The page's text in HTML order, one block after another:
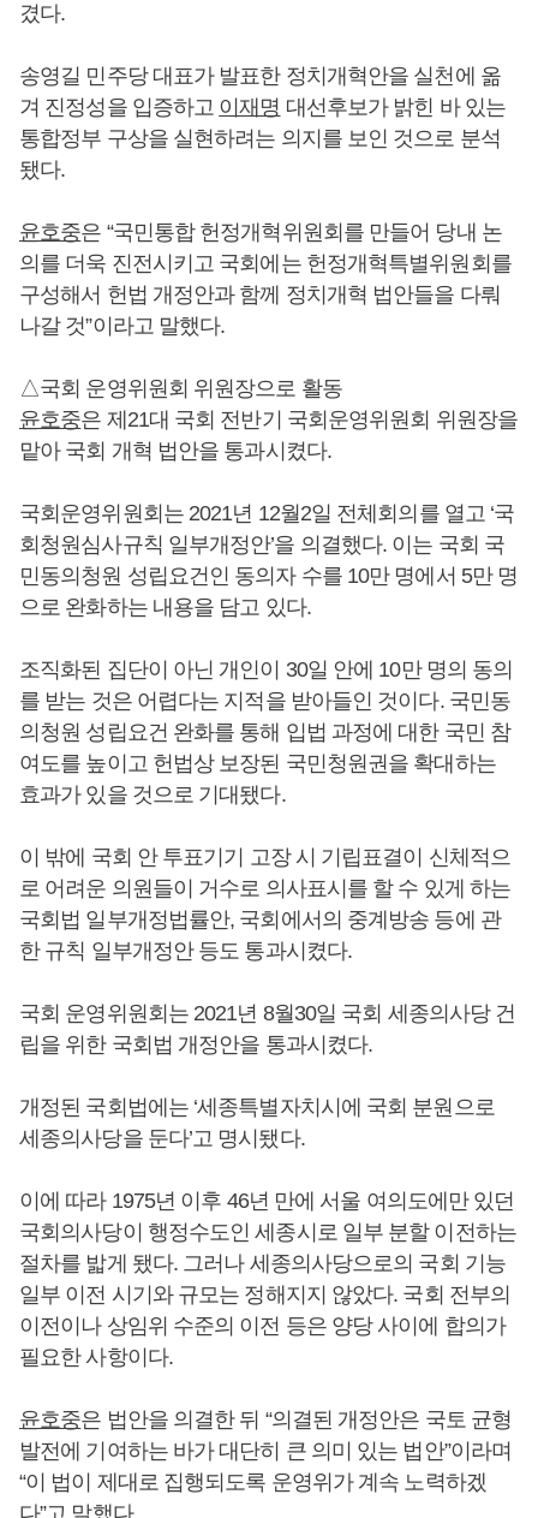
겼다.
송영길 민주당 대표가 발표한 정치개혁안을 실천에 옮
겨 진정성을 입증하고 이재명 대선후보가 밝힌 바 있는
통합정부 구상을 실현하려는 의지를 보인 것으로 분석
됐다.
윤호중은 “국민통합 헌정개혁위원회를 만들어 당내 논
의를 더욱 진전시키고 국회에는 헌정개혁특별위원회를
구성해서 헌법 개정안과 함께 정치개혁 법안들을 다뤄
나갈 것”이라고 말했다.
△국회 운영위원회 위원장으로 활동
윤호중은 제21대 국회 전반기 국회운영위원회 위원장을
맡아 국회 개혁 법안을 통과시켰다.
국회운영위원회는 2021년 12월2일 전체회의를 열고 ‘국
회청원심사규칙 일부개정안’을 의결했다. 이는 국회 국
민동의청원 성립요건인 동의자 수를 10만 명에서 5만 명
으로 완화하는 내용을 담고 있다.
조직화된 집단이 아닌 개인이 30일 안에 10만 명의 동의
를 받는 것은 어렵다는 지적을 받아들인 것이다. 국민동
의청원 성립요건 완화를 통해 입법 과정에 대한 국민 참
여도를 높이고 헌법상 보장된 국민청원권을 확대하는
효과가 있을 것으로 기대됐다.
이 밖에 국회 안 투표기기 고장 시 기립표결이 신체적으
로 어려운 의원들이 거수로 의사표시를 할 수 있게 하는
국회법 일부개정법률안, 국회에서의 중계방송 등에 관
한 규칙 일부개정안 등도 통과시켰다.
국회 운영위원회는 2021년 8월30일 국회 세종의사당 건
립을 위한 국회법 개정안을 통과시켰다.
개정된 국회법에는 ‘세종특별자치시에 국회 분원으로
세종의사당을 둔다’고 명시됐다.
이에 따라 1975년 이후 46년 만에 서울 여의도에만 있던
국회의사당이 행정수도인 세종시로 일부 분할 이전하는
절차를 밟게 됐다. 그러나 세종의사당으로의 국회 기능
일부 이전 시기와 규모는 정해지지 않았다. 국회 전부의
이전이나 상임위 수준의 이전 등은 양당 사이에 합의가
필요한 사항이다.
윤호중은 법안을 의결한 뒤 “의결된 개정안은 국토 균형
발전에 기여하는 바가 대단히 큰 의미 있는 법안”이라며
“이 법이 제대로 집행되도록 운영위가 계속 노력하겠
다”고 말했다.